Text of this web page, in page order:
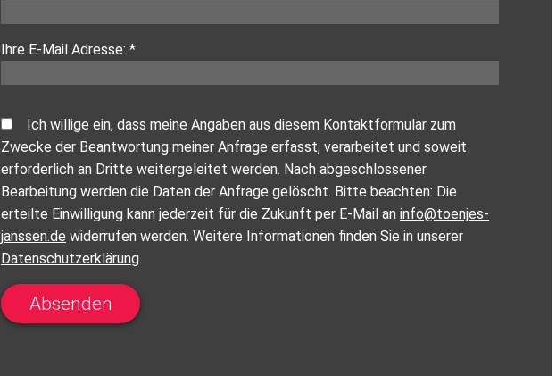
Ihre E-Mail Adresse: *
Ich willige ein, dass meine Angaben aus diesem Kontaktformular zum
Zwecke der Beantwortung meiner Anfrage erfasst, verarbeitet und soweit
erforderlich an Dritte weitergeleitet werden. Nach abgeschlossener
Bearbeitung werden die Daten der Anfrage gelöscht. Bitte beachten: Die
erteilte Einwilligung kann jederzeit für die Zukunft per E-Mail an info@toenjes-
janssen.de widerrufen werden. Weitere Informationen finden Sie in unserer
Datenschutzerklärung.